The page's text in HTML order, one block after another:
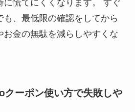
に慌てにくくなります。 すぐ
も、最低限の確認をしてから
お金の無駄を減らしやすくな
クーポン使い方で失敗しや